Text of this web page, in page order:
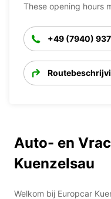
These opening hours
+49 (7940)
Auto- en
Kuenzelsau
Welkom bij Europcar